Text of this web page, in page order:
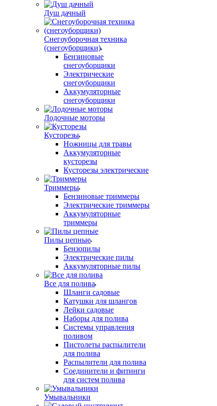
Душ дачный
Снегоуборочная техника
(снегоуборщики)
Бензиновые
снегоуборщики
Электрические
снегоуборщики
Аккумуляторные
снегоуборщики
Лодочные моторы
Кусторезы
Ножницы для травы
Аккумуляторные
кусторезы
Кусторезы электрические
Триммеры
Бензиновые триммеры
Электрические триммеры
Аккумуляторные
триммеры
Пилы цепные
Бензопилы
Электрические пилы
Аккумуляторные пилы
Все для полива
Шланги садовые
Катушки для шлангов
Лейки садовые
Наборы для полива
Системы управления
поливом
Пистолеты распылители
для полива
Распылители для полива
Соединители и фитинги
для систем полива
Умывальники